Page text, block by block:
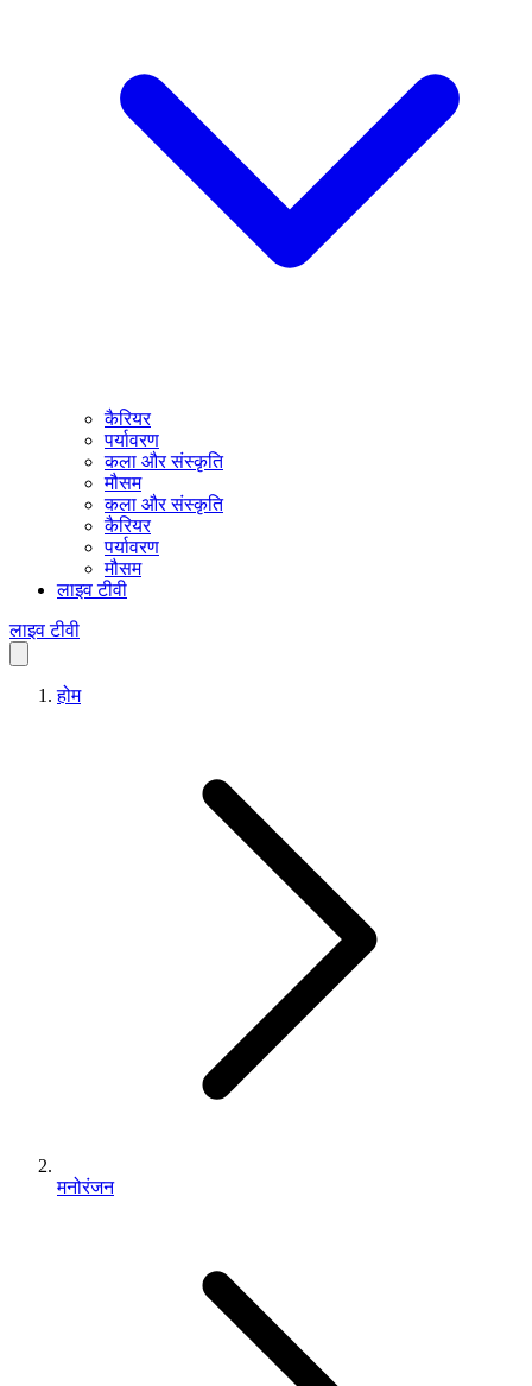
कैरियर
पर्यावरण
कला और संस्कृति
मौसम
कला और संस्कृति
कैरियर
पर्यावरण
मौसम
लाइव टीवी
लाइव टीवी
होम
मनोरंजन